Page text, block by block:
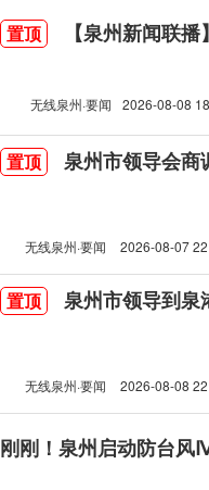
置顶 【泉州新闻联
无线泉州·要闻 2026-08-08
置顶 泉州市领导会商
无线泉州·要闻 2026-08-07
置顶 泉州市领导到泉
无线泉州·要闻 2026-08-08
刚刚！泉州启动防台风